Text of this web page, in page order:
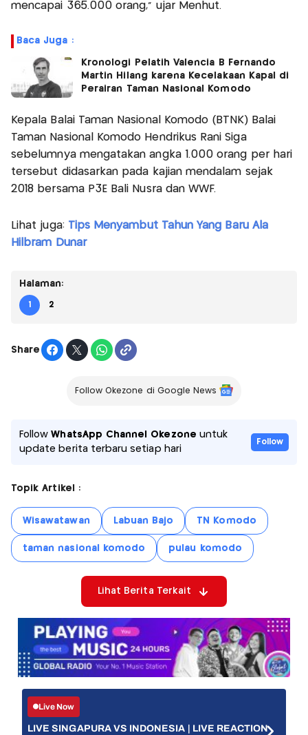
mencapai 365.000 orang,” ujar Menhut.
Baca Juga :
Kronologi Pelatih Valencia B Fernando
Martin Hilang karena Kecelakaan Kapal di
Perairan Taman Nasional Komodo
Kepala Balai Taman Nasional Komodo (BTNK) Balai
Taman Nasional Komodo Hendrikus Rani Siga
sebelumnya mengatakan angka 1.000 orang per hari
tersebut didasarkan pada kajian mendalam sejak
2018 bersama P3E Bali Nusra dan WWF.
Lihat juga: Tips Menyambut Tahun Yang Baru Ala
Hilbram Dunar
Halaman:
1 2
Share
Follow Okezone di Google News
FollowWhatsApp Channel Okezone untuk
update berita terbaru setiap hari
Follow
Topik Artikel :
Wisawatawan Labuan Bajo TN Komodo
taman nasional komodo pulau komodo
Lihat Berita Terkait
Live Now
LIVE SINGAPURA VS INDONESIA | LIVE REACTION